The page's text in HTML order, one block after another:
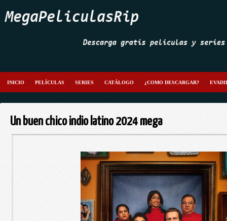
INICIO PELÍCULAS SERIES CATÁLOGO ¿COMO DESCARGAR?
Un buen chico indio latino 2024 mega